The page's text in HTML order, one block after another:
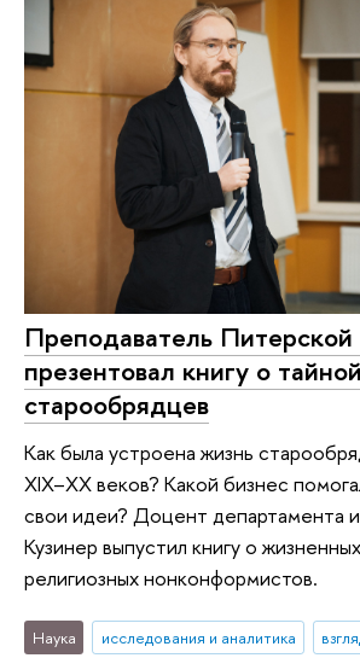
Преподаватель
презентовал книгу о
старообрядцев
Как была устроена жизнь
XIX–XX веков? Какой бизнес
свои идеи? Доцент департамента
Кузинер выпустил книгу о
религиозных нонконформистов.
Наука исследования и аналитика